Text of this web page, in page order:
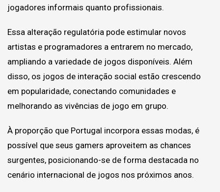
jogadores informais quanto profissionais.
Essa alteração regulatória pode estimular novos
artistas e programadores a entrarem no mercado,
ampliando a variedade de jogos disponíveis. Além
disso, os jogos de interação social estão crescendo
em popularidade, conectando comunidades e
melhorando as vivências de jogo em grupo.
À proporção que Portugal incorpora essas modas, é
possível que seus gamers aproveitem as chances
surgentes, posicionando-se de forma destacada no
cenário internacional de jogos nos próximos anos.